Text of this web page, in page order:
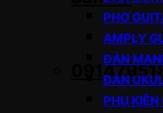
PHƠ
AMPLY
ĐÀN
ĐÀN
PHỤ